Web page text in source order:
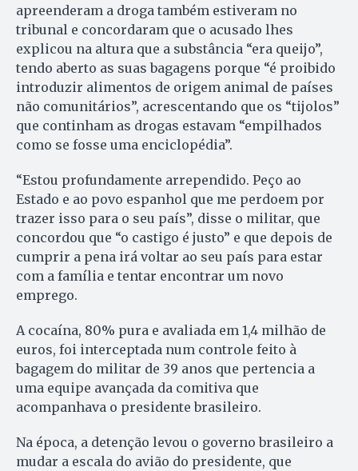
apreenderam a droga também estiveram no
tribunal e concordaram que o acusado lhes
explicou na altura que a substância “era queijo”,
tendo aberto as suas bagagens porque “é proibido
introduzir alimentos de origem animal de países
não comunitários”, acrescentando que os “tijolos”
que continham as drogas estavam “empilhados
como se fosse uma enciclopédia”.
“Estou profundamente arrependido. Peço ao
Estado e ao povo espanhol que me perdoem por
trazer isso para o seu país”, disse o militar, que
concordou que “o castigo é justo” e que depois de
cumprir a pena irá voltar ao seu país para estar
com a família e tentar encontrar um novo
emprego.
A cocaína, 80% pura e avaliada em 1,4 milhão de
euros, foi interceptada num controle feito à
bagagem do militar de 39 anos que pertencia a
uma equipe avançada da comitiva que
acompanhava o presidente brasileiro.
Na época, a detenção levou o governo brasileiro a
mudar a escala do avião do presidente, que